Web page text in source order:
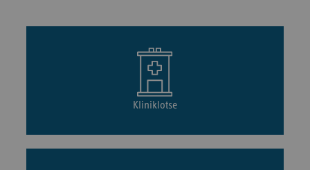
Kliniklotse